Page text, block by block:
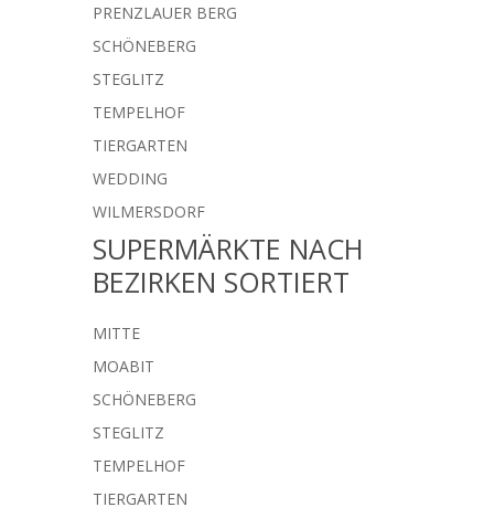
PRENZLAUER BERG
SCHÖNEBERG
STEGLITZ
TEMPELHOF
TIERGARTEN
WEDDING
WILMERSDORF
SUPERMÄRKTE NACH
BEZIRKEN SORTIERT
MITTE
MOABIT
SCHÖNEBERG
STEGLITZ
TEMPELHOF
TIERGARTEN